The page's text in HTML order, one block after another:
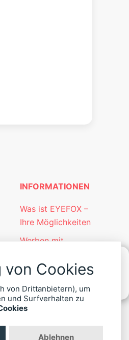
ZU
INFORMATIONEN
Was ist EYEFOX –
Ihre Möglichkeiten
Werben mit
Kontakt
Datenschutz
Impressum
von Cookies
von Drittanbietern), um
und Surfverhalten zu
Ablehnen